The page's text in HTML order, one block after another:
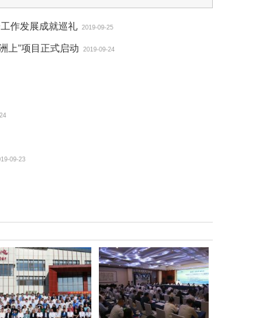
作发展成就巡礼 2019-09-25
上”项目正式启动 2019-09-24
09-23